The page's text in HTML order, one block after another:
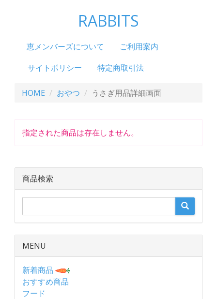
RABBITS
恵メンバーズについて
ご利用案内
サイトポリシー
特定商取引法
HOME おやつ うさぎ用品詳細画面
指定された商品は存在しません。
商品検索
MENU
新着商品
おすすめ商品
フード